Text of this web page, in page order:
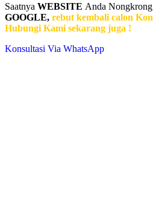
Saatnya WEBSITE Anda
GOOGLE, rebut kembali calon
Hubungi Kami sekarang juga !
Konsultasi Via WhatsApp